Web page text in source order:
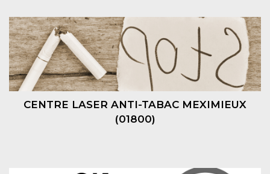
CENTRE LASER ANTI-TABAC MEXIMIEUX
(01800)